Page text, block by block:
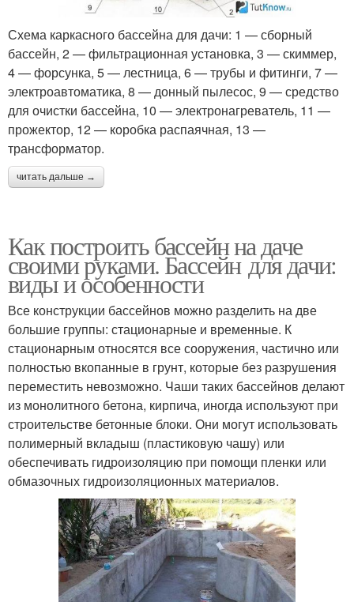
Схема каркасного бассейна для дачи: 1 — сборный
бассейн, 2 — фильтрационная установка, 3 — скиммер,
4 — форсунка, 5 — лестница, 6 — трубы и фитинги, 7 —
электроавтоматика, 8 — донный пылесос, 9 — средство
для очистки бассейна, 10 — электронагреватель, 11 —
прожектор, 12 — коробка распаячная, 13 —
трансформатор.
читать дальше →
Как построить бассейн на даче
своими руками. Бассейн для дачи:
виды и особенности
Все конструкции бассейнов можно разделить на две
большие группы: стационарные и временные. К
стационарным относятся все сооружения, частично или
полностью вкопанные в грунт, которые без разрушения
переместить невозможно. Чаши таких бассейнов делают
из монолитного бетона, кирпича, иногда используют при
строительстве бетонные блоки. Они могут использовать
полимерный вкладыш (пластиковую чашу) или
обеспечивать гидроизоляцию при помощи пленки или
обмазочных гидроизоляционных материалов.